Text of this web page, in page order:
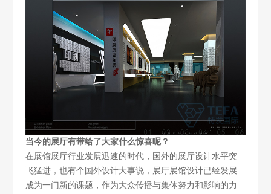
当今的展厅有带给了大家什么惊喜呢？
在展馆展厅行业发展迅速的时代，国外的展厅设计水平突
飞猛进，也有个国外设计大事说，展厅展馆设计已经发展
成为一门新的课题，作为大众传播与集体努力和影响的力